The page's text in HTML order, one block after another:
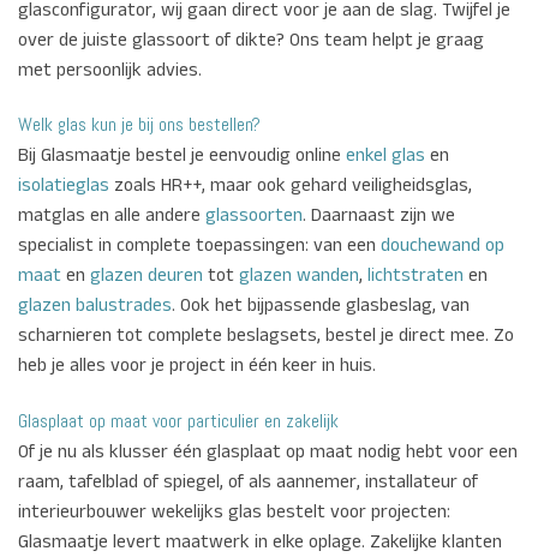
glasconfigurator, wij gaan direct voor je aan de slag. Twijfel je
over de juiste glassoort of dikte? Ons team helpt je graag
met persoonlijk advies.
Welk glas kun je bij ons bestellen?
Bij Glasmaatje bestel je eenvoudig online enkel glas en
isolatieglas zoals HR++, maar ook gehard veiligheidsglas,
matglas en alle andere glassoorten. Daarnaast zijn we
specialist in complete toepassingen: van een douchewand op
maat en glazen deuren tot glazen wanden, lichtstraten en
glazen balustrades. Ook het bijpassende glasbeslag, van
scharnieren tot complete beslagsets, bestel je direct mee. Zo
heb je alles voor je project in één keer in huis.
Glasplaat op maat voor particulier en zakelijk
Of je nu als klusser één glasplaat op maat nodig hebt voor een
raam, tafelblad of spiegel, of als aannemer, installateur of
interieurbouwer wekelijks glas bestelt voor projecten:
Glasmaatje levert maatwerk in elke oplage. Zakelijke klanten